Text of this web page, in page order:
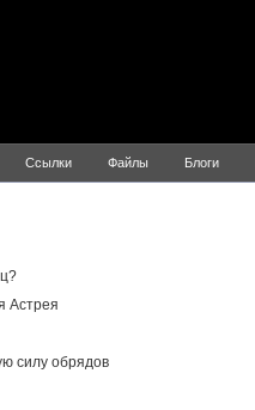
Ссылки Файлы Блоги
Астрея
силу обрядов